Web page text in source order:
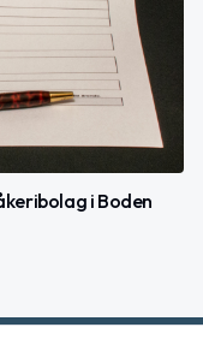
i Boden